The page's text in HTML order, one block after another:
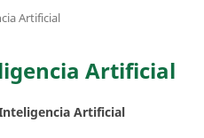
Artificial
Artificial
Artificial